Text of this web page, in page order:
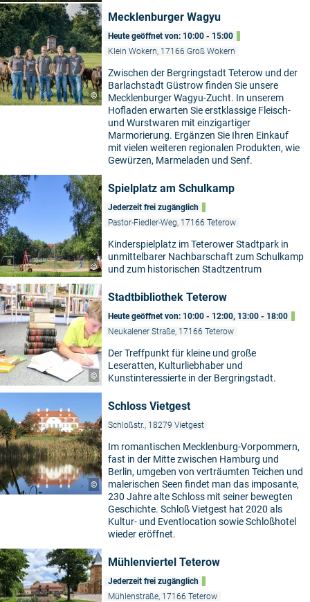
©
Mecklenburger Wagyu
Heute geöffnet von: 10:00 - 15:00
Klein Wokern, 17166 Groß Wokern
Zwischen der Bergringstadt Teterow und der
Barlachstadt Güstrow finden Sie unsere
Mecklenburger Wagyu-Zucht. In unserem
Hofladen erwarten Sie erstklassige Fleisch-
und Wurstwaren mit einzigartiger
Marmorierung. Ergänzen Sie Ihren Einkauf
mit vielen weiteren regionalen Produkten, wie
Gewürzen, Marmeladen und Senf.
©
Spielplatz am Schulkamp
Jederzeit frei zugänglich
Pastor-Fiedler-Weg, 17166 Teterow
Kinderspielplatz im Teterower Stadtpark in
unmittelbarer Nachbarschaft zum Schulkamp
und zum historischen Stadtzentrum
©
Stadtbibliothek Teterow
Heute geöffnet von: 10:00 - 12:00, 13:00 - 18:00
Neukalener Straße, 17166 Teterow
Der Treffpunkt für kleine und große
Leseratten, Kulturliebhaber und
Kunstinteressierte in der Bergringstadt.
©
Schloss Vietgest
Schloßstr., 18279 Vietgest
Im romantischen Mecklenburg-Vorpommern,
fast in der Mitte zwischen Hamburg und
Berlin, umgeben von verträumten Teichen und
malerischen Seen findet man das imposante,
230 Jahre alte Schloss mit seiner bewegten
Geschichte. Schloß Vietgest hat 2020 als
Kultur- und Eventlocation sowie Schloßhotel
wieder eröffnet.
Mühlenviertel Teterow
Jederzeit frei zugänglich
Mühlenstraße, 17166 Teterow